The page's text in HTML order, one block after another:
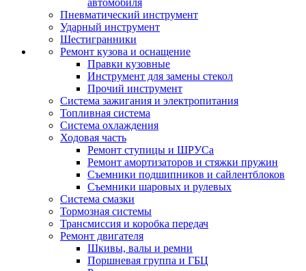
автомобиля
Пневматический инструмент
Ударный инструмент
Шестигранники
Ремонт кузова и оснащение
Правки кузовные
Инструмент для замены стекол
Прочий инструмент
Система зажигания и электропитания
Топливная система
Система охлаждения
Ходовая часть
Ремонт ступицы и ШРУСа
Ремонт амортизаторов и стяжки пружин
Съемники подшипников и сайлентблоков
Съемники шаровых и рулевых
Система смазки
Тормозная системы
Трансмиссия и коробка передач
Ремонт двигателя
Шкивы, валы и ремни
Поршневая группа и ГБЦ